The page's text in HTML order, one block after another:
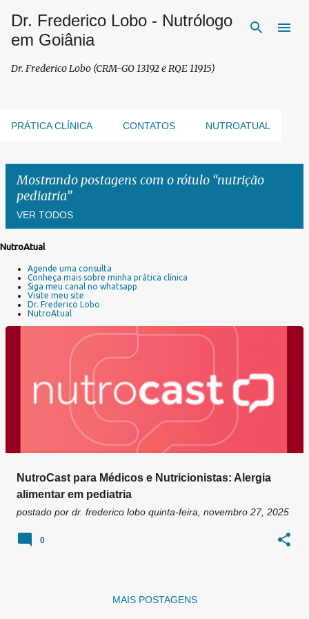
Pular para o conteúdo principal
Dr. Frederico Lobo - Nutrólogo
em Goiânia
Dr. Frederico Lobo (CRM-GO 13192 e RQE 11915)
PRÁTICA CLÍNICA CONTATOS NUTROATUAL
Mostrando postagens com o rótulo nutrição
pediatria
VER TODOS
g
NutroAtual
Agende uma consulta
Conheça mais sobre minha prática clínica
Siga meu canal no whatsapp
Visite meu site
Dr. Frederico Lobo
NutroAtual
NutroCast para Médicos e Nutricionistas: Alergia
alimentar em pediatria
postado por dr. frederico lobo quinta-feira, novembro 27, 2025
0
MAIS POSTAGENS